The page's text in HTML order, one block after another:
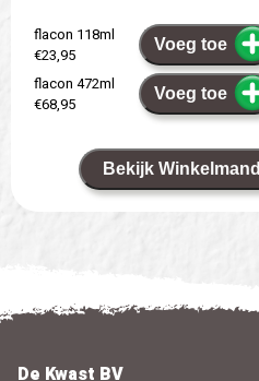
flacon 118ml
€23,95
Voeg toe
flacon 472ml
€68,95
Voeg toe
Bekijk Winkelmand
De Kwast BV